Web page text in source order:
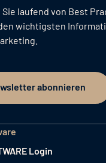
laufend von Best
wichtigsten
abonnierenabonnieren
Login